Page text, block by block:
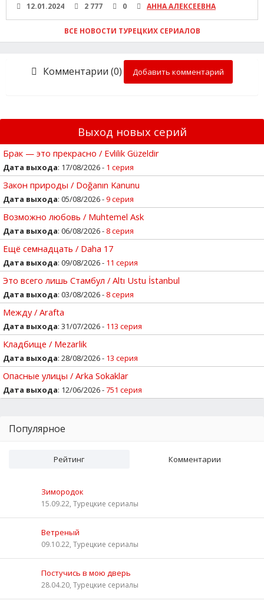
12.01.2024 2 777 0 АННА АЛЕКСЕЕВНА
ВСЕ НОВОСТИ ТУРЕЦКИХ СЕРИАЛОВ
Комментарии (0) Добавить комментарий
Выход новых серий
Брак — это прекрасно / Evlilik Güzeldir
Дата выхода: 17/08/2026 - 1 серия
Закон природы / Doğanın Kanunu
Дата выхода: 05/08/2026 -9 серия
Возможно любовь / Muhtemel Ask
Дата выхода: 06/08/2026 - 8 серия
Ещё семнадцать / Daha 17
Дата выхода: 09/08/2026 - 11 серия
Это всего лишь Стамбул / Altı Ustu İstanbul
Дата выхода: 03/08/2026 - 8 серия
Между / Arafta
Дата выхода: 31/07/2026 - 113 серия
Кладбище / Mezarlik
Дата выхода: 28/08/2026 - 13 серия
Опасные улицы / Arka Sokaklar
Дата выхода: 12/06/2026 -751 серия
Популярное
Рейтинг Комментарии
Зимородок
15.09.22, Турецкие сериалы
Ветреный
09.10.22, Турецкие сериалы
Постучись в мою дверь
28.04.20, Турецкие сериалы